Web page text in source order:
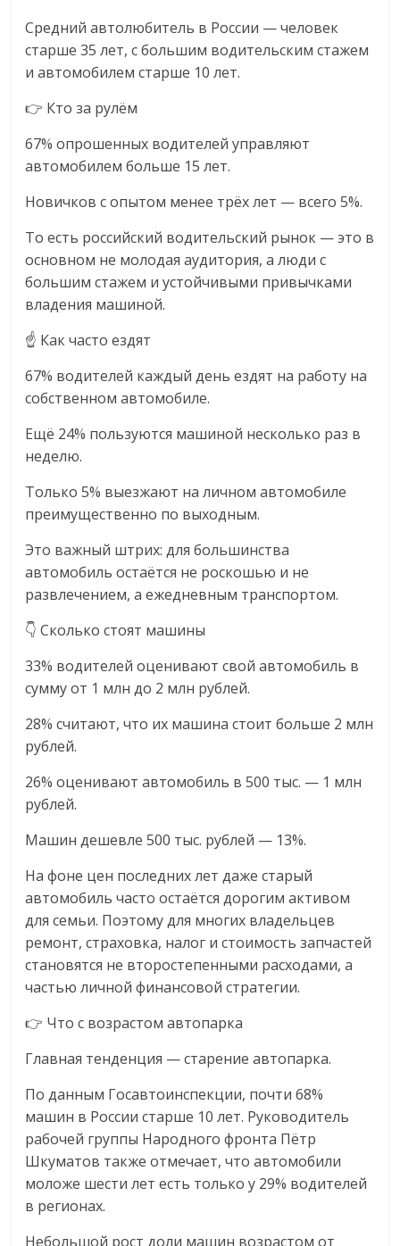
читателем.
Средний автолюбитель в России — человек
старше 35 лет, с большим водительским стажем
и автомобилем старше 10 лет.
👉 Кто за рулём
67% опрошенных водителей управляют
автомобилем больше 15 лет.
Новичков с опытом менее трёх лет — всего 5%.
То есть российский водительский рынок — это в
основном не молодая аудитория, а люди с
большим стажем и устойчивыми привычками
владения машиной.
☝️ Как часто ездят
67% водителей каждый день ездят на работу на
собственном автомобиле.
Ещё 24% пользуются машиной несколько раз в
неделю.
Только 5% выезжают на личном автомобиле
преимущественно по выходным.
Это важный штрих: для большинства
автомобиль остаётся не роскошью и не
развлечением, а ежедневным транспортом.
👇 Сколько стоят машины
33% водителей оценивают свой автомобиль в
сумму от 1 млн до 2 млн рублей.
28% считают, что их машина стоит больше 2 млн
рублей.
26% оценивают автомобиль в 500 тыс. — 1 млн
рублей.
Машин дешевле 500 тыс. рублей — 13%.
На фоне цен последних лет даже старый
автомобиль часто остаётся дорогим активом
для семьи. Поэтому для многих владельцев
ремонт, страховка, налог и стоимость запчастей
становятся не второстепенными расходами, а
частью личной финансовой стратегии.
👉 Что с возрастом автопарка
Главная тенденция — старение автопарка.
По данным Госавтоинспекции, почти 68%
машин в России старше 10 лет. Руководитель
рабочей группы Народного фронта Пётр
Шкуматов также отмечает, что автомобили
моложе шести лет есть только у 29% водителей
в регионах.
Небольшой рост доли машин возрастом от